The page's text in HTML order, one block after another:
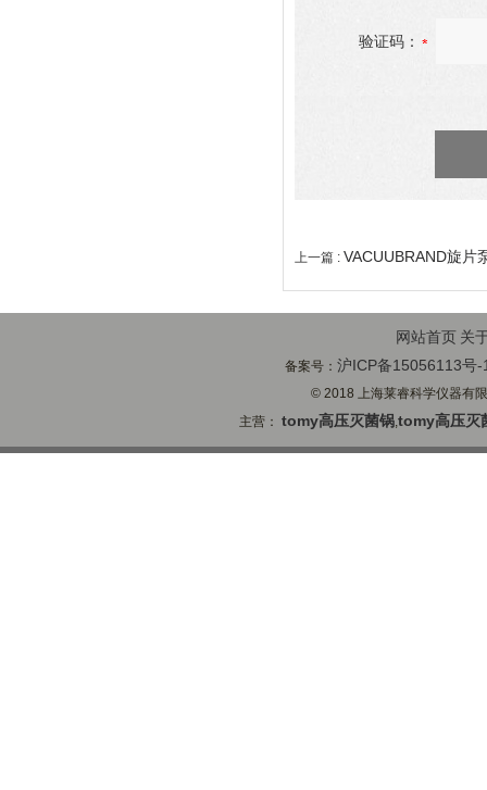
验证码：
上一篇 : VACUUBRAND旋片
网站首页 关
备案号：沪ICP备15056113号-
© 2018 上海莱睿科学仪器有
主营：tomy高压灭菌锅,tomy高压灭